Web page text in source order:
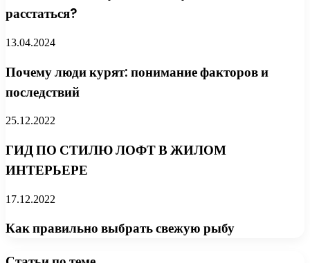
расстаться?
13.04.2024
Почему люди курят: понимание факторов и
последствий
25.12.2022
ГИД ПО СТИЛЮ ЛОФТ В ЖИЛОМ
ИНТЕРЬЕРЕ
17.12.2022
Как правильно выбрать свежую рыбу